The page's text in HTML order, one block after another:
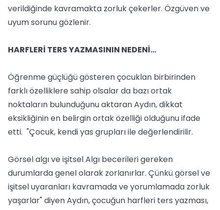
verildiğinde kavramakta zorluk çekerler. Özgüven ve
uyum sorunu gözlenir.
HARFLERİ TERS YAZMASININ NEDENİ...
Öğrenme güçlüğü gösteren çocuklan birbirinden
farklı özelliklere sahip olsalar da bazı ortak
noktaların bulunduğunu aktaran Aydın, dikkat
eksikliğinin en belirgin ortak özelliği olduğunu ifade
etti. "Çocuk, kendi yas grupları ile değerlendirilir.
Görsel algı ve işitsel Algı becerileri gereken
durumlarda genel olarak zorlanırlar. Çünkü görsel ve
işitsel uyaranları kavramada ve yorumlamada zorluk
yaşarlar" diyen Aydın, çocuğun harfleri ters yazması,